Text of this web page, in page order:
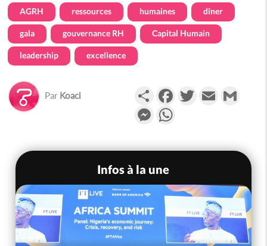
AGRH ressources humaines dîner
gala gouvernance RH Capital Humain
leadership excellence
Par Koaci PartagerFacebookTwitterEmail
Messenger
Infos à la une